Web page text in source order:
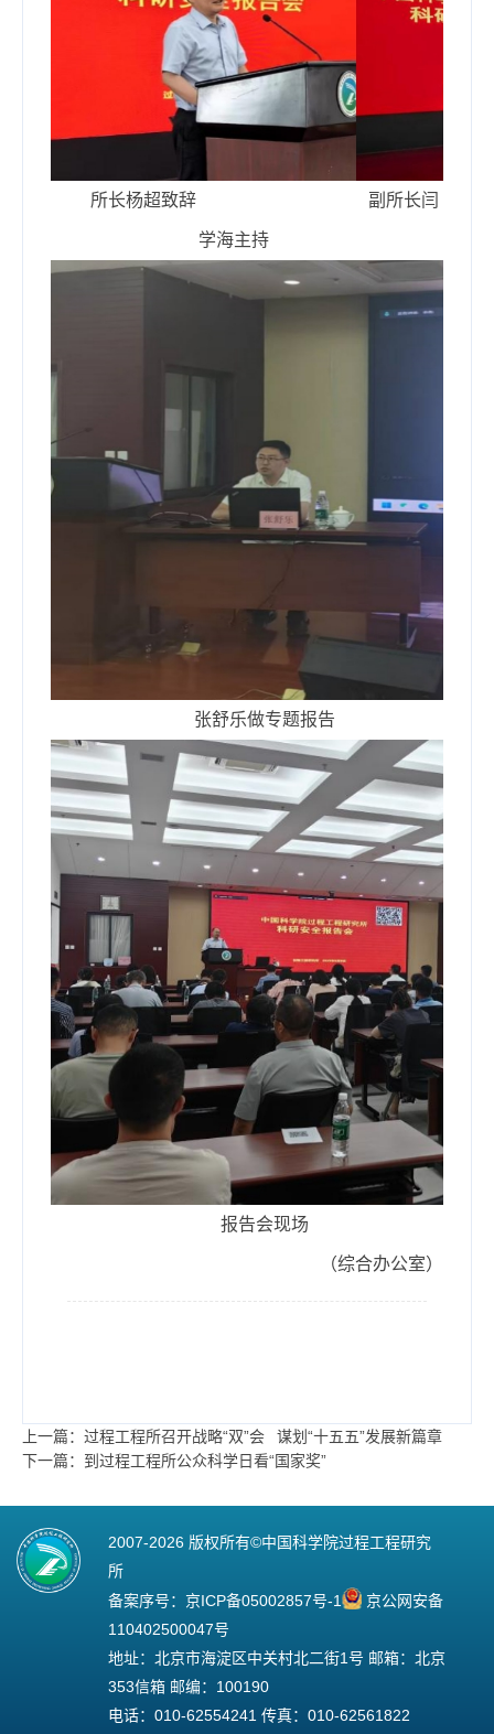
所长杨超致辞 副所长闫
学海主持
张舒乐做专题报告
报告会现场
（综合办公室）
上一篇：过程工程所召开战略“双”会 谋划“十五五”发展新篇章
下一篇：到过程工程所公众科学日看“国家奖”
2007-2026 版权所有©中国科学院过程工程研究
所
备案序号： 京ICP备05002857号-1
京公网安备
110402500047号
地址：北京市海淀区中关村北二街1号 邮箱：北京
353信箱 邮编：100190
电话：010-62554241 传真：010-62561822